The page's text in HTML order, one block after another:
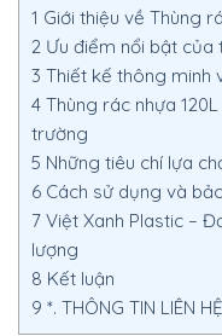
1 Giới thiệu về Thùng
2 Ưu điểm nổi bật của
3 Thiết kế thông minh
4 Thùng rác nhựa
trường
5 Những tiêu chí lựa
6 Cách sử dụng và
7 Việt Xanh Plastic –
lượng
8 Kết luận
9 *. THÔNG TIN LIÊN HỆ